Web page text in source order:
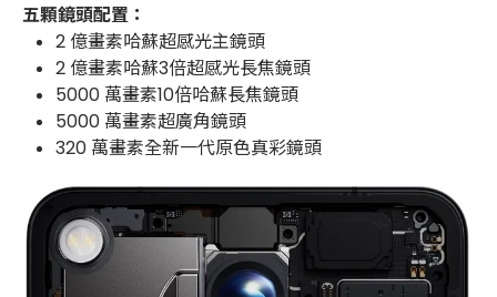
五顆鏡頭配置：
2 億畫素哈蘇超感光主鏡頭
2 億畫素哈蘇3倍超感光長焦鏡頭
5000 萬畫素10倍哈蘇長焦鏡頭
5000 萬畫素超廣角鏡頭
320 萬畫素全新一代原色真彩鏡頭